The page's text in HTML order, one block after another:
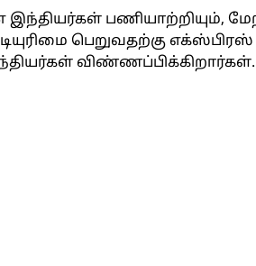
பணியாற்றியும்,
பெறுவதற்கு
விண்ணப்பிக்கிறார்கள்.